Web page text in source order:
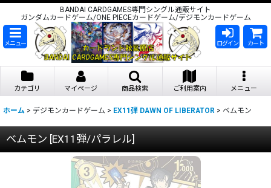
BANDAI CARDGAMES専門シングル通販サイト
ガンダムカードゲーム/ONE PIECEカードゲーム/デジモンカードゲーム
メニュー ログイン カート
カテゴリ マイページ 商品検索 ご利用案内 メニュー
ホーム > デジモンカードゲーム > EX11弾 DAWN OF LIBERATOR > ベムモン
ベムモン [EX11弾/パラレル]